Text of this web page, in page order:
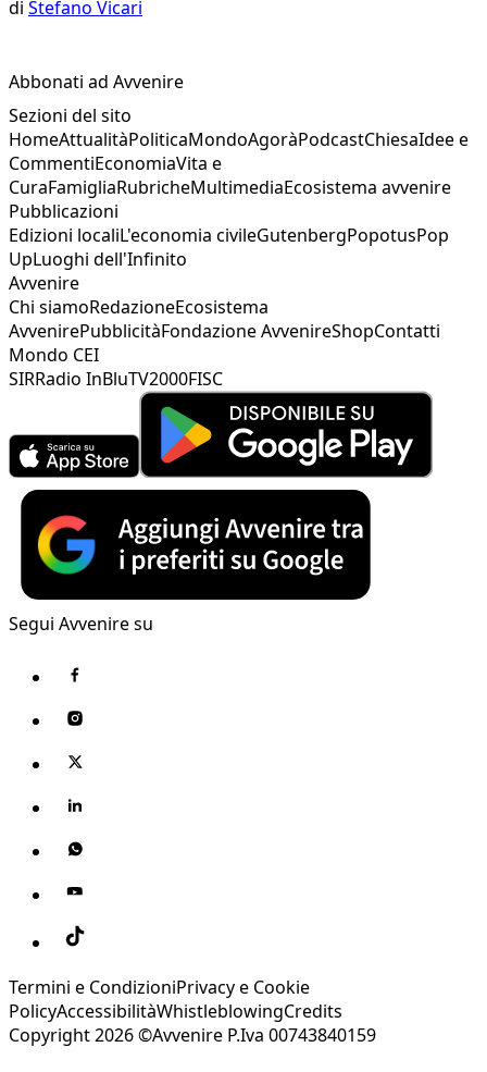
di Stefano Vicari
Abbonati ad Avvenire
Sezioni del sito
HomeAttualitàPoliticaMondoAgoràPodcastChiesaIdee e
CommentiEconomiaVita e
CuraFamigliaRubricheMultimediaEcosistema avvenire
Pubblicazioni
Edizioni localiL'economia civileGutenbergPopotusPop
UpLuoghi dell'Infinito
Avvenire
Chi siamoRedazioneEcosistema
AvvenirePubblicitàFondazione AvvenireShopContatti
Mondo CEI
SIRRadio InBluTV2000FISC
Segui Avvenire su
Termini e CondizioniPrivacy e Cookie
PolicyAccessibilitàWhistleblowingCredits
Copyright 2026 ©Avvenire P.Iva 00743840159